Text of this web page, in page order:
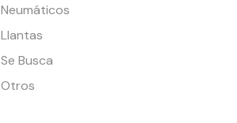
Neumáticos
Llantas
Se Busca
Otros